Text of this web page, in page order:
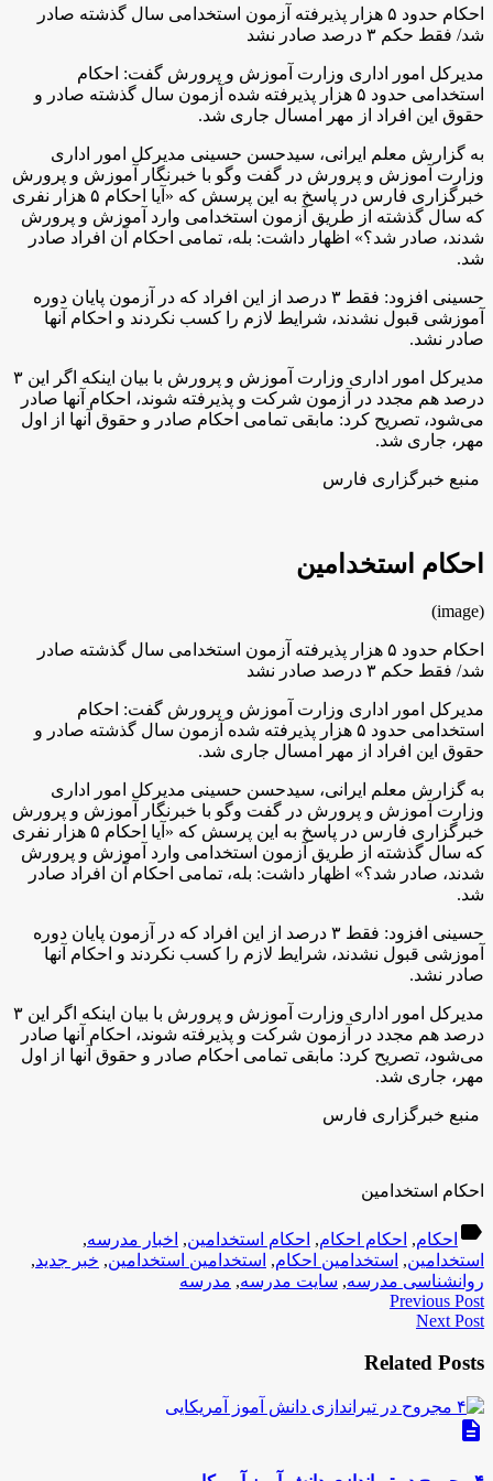
احکام حدود ۵ هزار پذیرفته آزمون استخدامی سال گذشته صادر
شد/ فقط حکم ۳ درصد صادر نشد
مدیرکل امور اداری وزارت آموزش و پرورش گفت: احکام
استخدامی حدود ۵ هزار پذیرفته شده آزمون سال گذشته صادر و
حقوق این افراد از مهر امسال جاری شد.
به گزارش معلم ایرانی، سیدحسن حسینی مدیرکل امور اداری
وزارت آموزش و پرورش در گفت وگو با خبرنگار آموزش و پرورش
خبرگزاری فارس
در پاسخ به این پرسش که «آیا احکام ۵ هزار نفری
که سال گذشته از طریق آزمون استخدامی وارد آموزش و پرورش
شدند، صادر شد؟» اظهار داشت: بله، تمامی احکام آن افراد صادر
شد.
حسینی افزود: فقط ۳ درصد از این افراد که در آزمون پایان دوره
آموزشی قبول نشدند، شرایط لازم را کسب نکردند و احکام آنها
صادر نشد.
مدیرکل امور اداری وزارت آموزش و پرورش با بیان اینکه اگر این ۳
درصد هم مجدد در آزمون شرکت و پذیرفته شوند، احکام آنها صادر
می‌شود، تصریح کرد: مابقی تمامی احکام صادر و حقوق آنها از اول
مهر، جاری شد.
منبع خبرگزاری فارس
احکام استخدامین
(image)
احکام حدود ۵ هزار پذیرفته آزمون استخدامی سال گذشته صادر
شد/ فقط حکم ۳ درصد صادر نشد
مدیرکل امور اداری وزارت آموزش و پرورش گفت: احکام
استخدامی حدود ۵ هزار پذیرفته شده آزمون سال گذشته صادر و
حقوق این افراد از مهر امسال جاری شد.
به گزارش معلم ایرانی، سیدحسن حسینی مدیرکل امور اداری
وزارت آموزش و پرورش در گفت وگو با خبرنگار آموزش و پرورش
خبرگزاری فارس
در پاسخ به این پرسش که «آیا احکام ۵ هزار نفری
که سال گذشته از طریق آزمون استخدامی وارد آموزش و پرورش
شدند، صادر شد؟» اظهار داشت: بله، تمامی احکام آن افراد صادر
شد.
حسینی افزود: فقط ۳ درصد از این افراد که در آزمون پایان دوره
آموزشی قبول نشدند، شرایط لازم را کسب نکردند و احکام آنها
صادر نشد.
مدیرکل امور اداری وزارت آموزش و پرورش با بیان اینکه اگر این ۳
درصد هم مجدد در آزمون شرکت و پذیرفته شوند، احکام آنها صادر
می‌شود، تصریح کرد: مابقی تمامی احکام صادر و حقوق آنها از اول
مهر، جاری شد.
منبع خبرگزاری فارس
احکام استخدامین
label احکام, احکام احکام, احکام استخدامین, اخبار مدرسه,
استخدامین, استخدامین احکام, استخدامین استخدامین, خبر جدید,
روانشناسی مدرسه, سایت مدرسه, مدرسه
Previous Post
Next Post
Related Posts
description